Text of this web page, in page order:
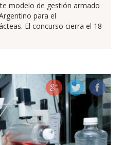
modelo de gestión armado
para el
El concurso cierra el 18